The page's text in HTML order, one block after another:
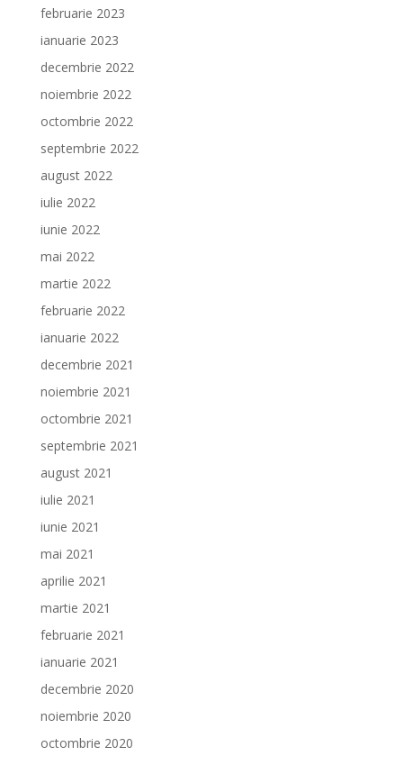
februarie 2023
ianuarie 2023
decembrie 2022
noiembrie 2022
octombrie 2022
septembrie 2022
august 2022
iulie 2022
iunie 2022
mai 2022
martie 2022
februarie 2022
ianuarie 2022
decembrie 2021
noiembrie 2021
octombrie 2021
septembrie 2021
august 2021
iulie 2021
iunie 2021
mai 2021
aprilie 2021
martie 2021
februarie 2021
ianuarie 2021
decembrie 2020
noiembrie 2020
octombrie 2020